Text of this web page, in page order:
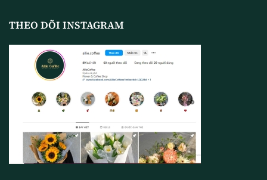
THEO DÕI INSTAGRAM